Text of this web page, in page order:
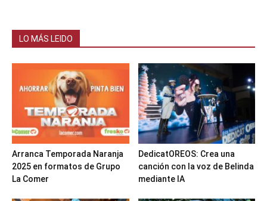
LO MÁS LEIDO
Arranca Temporada Naranja
2025 en formatos de Grupo
La Comer
DedicatOREOS: Crea una
canción con la voz de Belinda
mediante IA